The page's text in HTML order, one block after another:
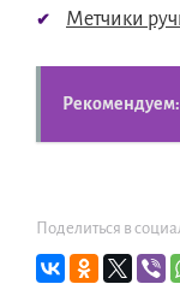
Метчики
Рекомендуем:
Поделиться в